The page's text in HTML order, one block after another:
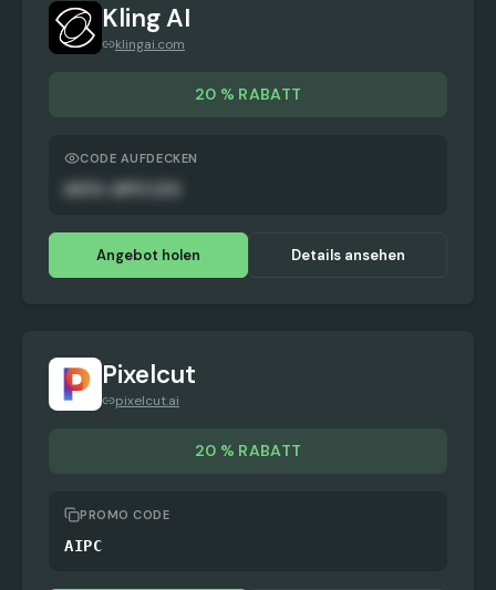
Kling AI
klingai.com
20 % RABATT
CODE AUFDECKEN
Angebot holen Details ansehen
Pixelcut
pixelcut.ai
20 % RABATT
PROMO CODE
AIPC